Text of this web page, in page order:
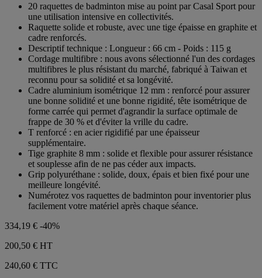
étoiles.
20 raquettes de badminton mise au point par Casal Sport pour
une utilisation intensive en collectivités.
Raquette solide et robuste, avec une tige épaisse en graphite et
cadre renforcés.
Descriptif technique : Longueur : 66 cm - Poids : 115 g
Cordage multifibre : nous avons sélectionné l'un des cordages
multifibres le plus résistant du marché, fabriqué à Taiwan et
reconnu pour sa solidité et sa longévité.
Cadre aluminium isométrique 12 mm : renforcé pour assurer
une bonne solidité et une bonne rigidité, tête isométrique de
forme carrée qui permet d'agrandir la surface optimale de
frappe de 30 % et d'éviter la vrille du cadre.
T renforcé : en acier rigidifié par une épaisseur
supplémentaire.
Tige graphite 8 mm : solide et flexible pour assurer résistance
et souplesse afin de ne pas céder aux impacts.
Grip polyuréthane : solide, doux, épais et bien fixé pour une
meilleure longévité.
Numérotez vos raquettes de badminton pour inventorier plus
facilement votre matériel après chaque séance.
334,19 € -40%
200,50 € HT
240,60 € TTC